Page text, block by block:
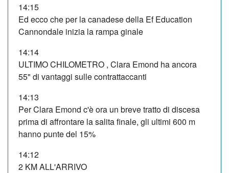
14:15
Ed ecco che per la canadese della Ef Education
Cannondale inizia la rampa ginale
14:14
ULTIMO CHILOMETRO , Clara Emond ha ancora
55" di vantaggi sulle contrattaccanti
14:13
Per Clara Emond c'è ora un breve tratto di discesa
prima di affrontare la salita finale, gli ultimi 600 m
hanno punte del 15%
14:12
2 KM ALL'ARRIVO